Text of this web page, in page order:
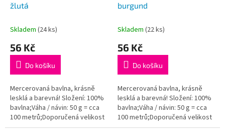
žlutá
Skladem (24 ks)
56 Kč
Do košíku
Mercerovaná bavlna, krásně
lesklá a barevná! Složení: 100%
bavlna;Váha / návin: 50 g = cca
100 metrů;Doporučená velikost
jehlic / háčku: 4 mm. Instagram:...
burgund
Skladem (22 ks)
56 Kč
Do košíku
Mercerovaná bavlna, krásně
lesklá a barevná! Složení: 100%
bavlna;Váha / návin: 50 g = cca
100 metrů;Doporučená velikost
jehlic / háčku: 4 mm. Instagram:...